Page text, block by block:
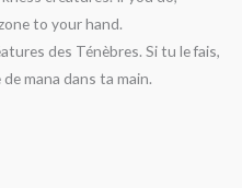
to your hand.
des Ténèbres. Si tu le fais,
mana dans ta main.